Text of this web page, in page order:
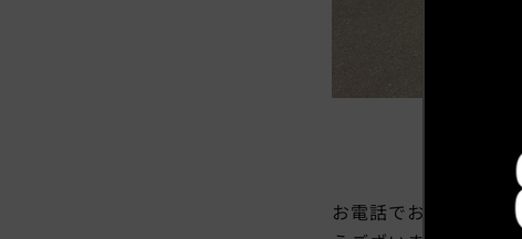
お電話でお問い合わ